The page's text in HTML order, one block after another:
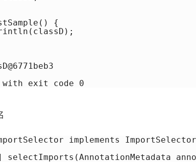
{
with exit code 0
implements
selectImports(AnnotationMetadata